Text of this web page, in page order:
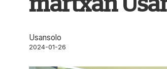
Usansolo
2024-01-26